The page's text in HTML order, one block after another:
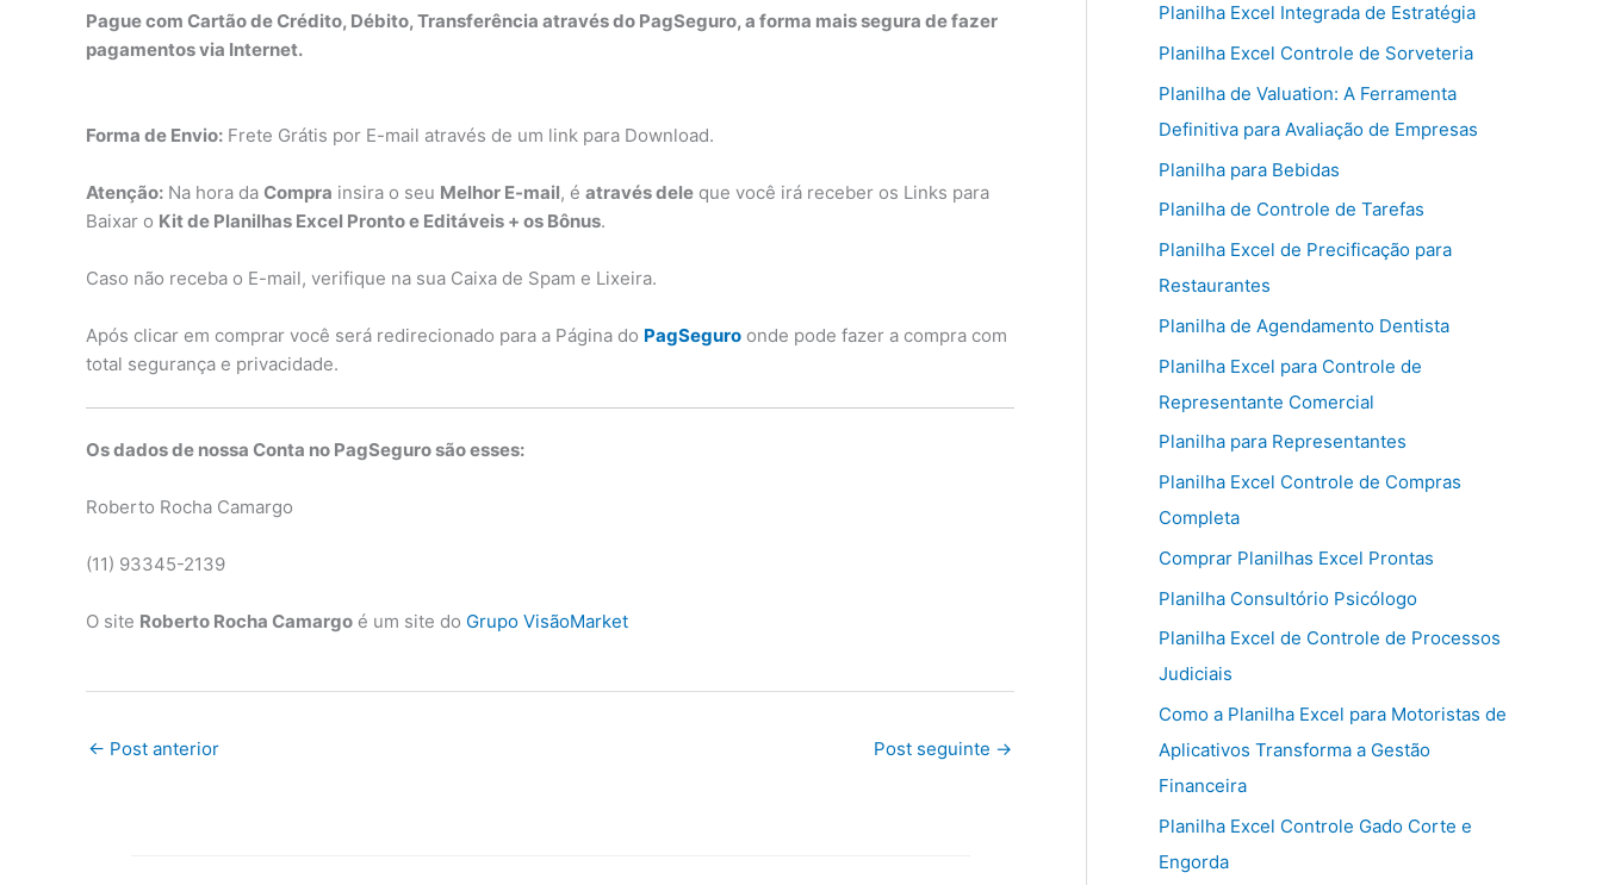
Pague com Cartão de Crédito, Débito, Transferência através do PagSeguro, a forma mais segura de fazer
pagamentos via Internet.
Forma de Envio: Frete Grátis por E-mail através de um link para Download.
Atenção: Na hora da Compra insira o seu Melhor E-mail, é através dele que você irá receber os Links para
Baixar o Kit de Planilhas Excel Pronto e Editáveis + os Bônus.
Caso não receba o E-mail, verifique na sua Caixa de Spam e Lixeira.
Após clicar em comprar você será redirecionado para a Página do PagSeguro onde pode fazer a compra com
total segurança e privacidade.
Os dados de nossa Conta no PagSeguro são esses:
Roberto Rocha Camargo
(11) 93345-2139
O site Roberto Rocha Camargo é um site do Grupo VisãoMarket
← Post anterior Post seguinte →
Planilha Excel Integrada de Estratégia
Planilha Excel Controle de Sorveteria
Planilha de Valuation: A Ferramenta
Definitiva para Avaliação de Empresas
Planilha para Bebidas
Planilha de Controle de Tarefas
Planilha Excel de Precificação para
Restaurantes
Planilha de Agendamento Dentista
Planilha Excel para Controle de
Representante Comercial
Planilha para Representantes
Planilha Excel Controle de Compras
Completa
Comprar Planilhas Excel Prontas
Planilha Consultório Psicólogo
Planilha Excel de Controle de Processos
Judiciais
Como a Planilha Excel para Motoristas de
Aplicativos Transforma a Gestão
Financeira
Planilha Excel Controle Gado Corte e
Engorda